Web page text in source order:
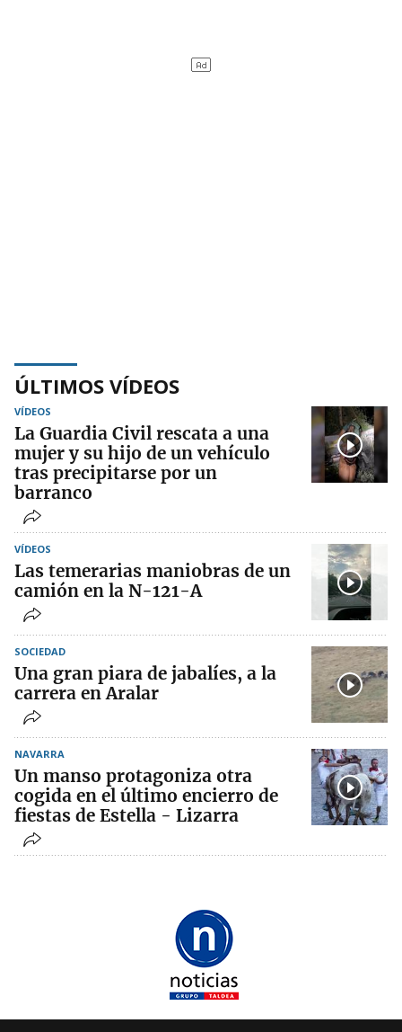
ÚLTIMOS VÍDEOS
VÍDEOS
La Guardia Civil rescata a una
mujer y su hijo de un vehículo
tras precipitarse por un
barranco
VÍDEOS
Las temerarias maniobras de un
camión en la N-121-A
SOCIEDAD
Una gran piara de jabalíes, a la
carrera en Aralar
NAVARRA
Un manso protagoniza otra
cogida en el último encierro de
fiestas de Estella - Lizarra